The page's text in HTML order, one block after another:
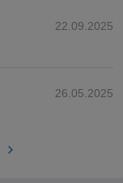
22.09.2025
26.05.2025